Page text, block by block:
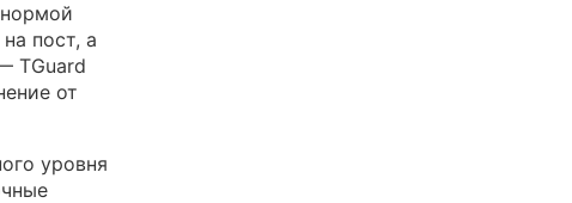
пост, а
TGuard
от
уровня